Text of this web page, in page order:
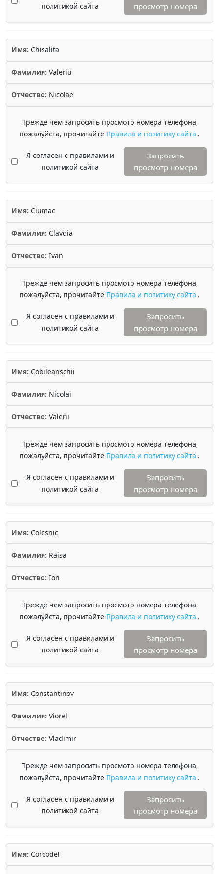
политикой сайта
просмотр номера
Имя: Chisalita
Фамилия: Valeriu
Отчество: Nicolae
Прежде чем запросить просмотр номера телефона,
пожалуйста, прочитайте Правила и политику сайта .
Я согласен с правилами и
политикой сайта
Запросить
просмотр номера
Имя: Ciumac
Фамилия: Clavdia
Отчество: Ivan
Прежде чем запросить просмотр номера телефона,
пожалуйста, прочитайте Правила и политику сайта .
Я согласен с правилами и
политикой сайта
Запросить
просмотр номера
Имя: Cobileanschii
Фамилия: Nicolai
Отчество: Valerii
Прежде чем запросить просмотр номера телефона,
пожалуйста, прочитайте Правила и политику сайта .
Я согласен с правилами и
политикой сайта
Запросить
просмотр номера
Имя: Colesnic
Фамилия: Raisa
Отчество: Ion
Прежде чем запросить просмотр номера телефона,
пожалуйста, прочитайте Правила и политику сайта .
Я согласен с правилами и
политикой сайта
Запросить
просмотр номера
Имя: Constantinov
Фамилия: Viorel
Отчество: Vladimir
Прежде чем запросить просмотр номера телефона,
пожалуйста, прочитайте Правила и политику сайта .
Я согласен с правилами и
политикой сайта
Запросить
просмотр номера
Имя: Corcodel